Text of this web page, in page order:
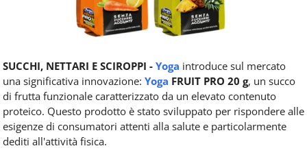
SUCCHI, NETTARI E SCIROPPI - Yoga introduce sul mercato
una significativa innovazione: Yoga FRUIT PRO 20 g, un succo
di frutta funzionale caratterizzato da un elevato contenuto
proteico. Questo prodotto è stato sviluppato per rispondere alle
esigenze di consumatori attenti alla salute e particolarmente
dediti all'attività fisica.